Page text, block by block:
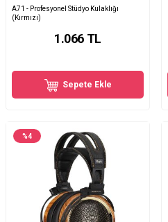
A71 - Profesyonel Stüdyo Kulaklığı
(Kırmızı)
1.066 TL
Sepete Ekle
%4